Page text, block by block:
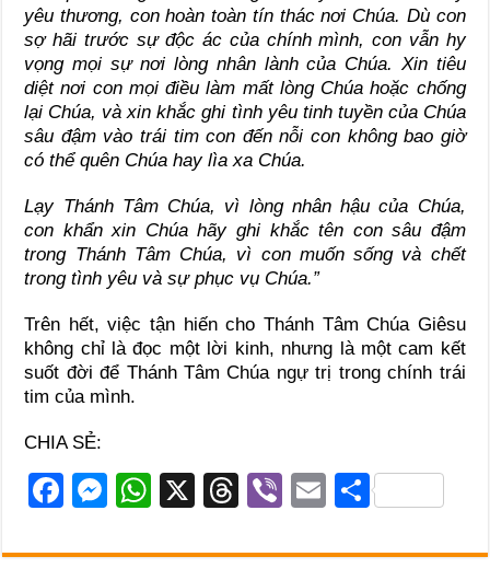
yêu thương, con hoàn toàn tín thác nơi Chúa. Dù con
sợ hãi trước sự độc ác của chính mình, con vẫn hy
vọng mọi sự nơi lòng nhân lành của Chúa. Xin tiêu
diệt nơi con mọi điều làm mất lòng Chúa hoặc chống
lại Chúa, và xin khắc ghi tình yêu tinh tuyền của Chúa
sâu đậm vào trái tim con đến nỗi con không bao giờ
có thể quên Chúa hay lìa xa Chúa.
Lạy Thánh Tâm Chúa, vì lòng nhân hậu của Chúa,
con khẩn xin Chúa hãy ghi khắc tên con sâu đậm
trong Thánh Tâm Chúa, vì con muốn sống và chết
trong tình yêu và sự phục vụ Chúa.”
Trên hết, việc tận hiến cho Thánh Tâm Chúa Giêsu
không chỉ là đọc một lời kinh, nhưng là một cam kết
suốt đời để Thánh Tâm Chúa ngự trị trong chính trái
tim của mình.
CHIA SẺ:
F
c
M
ss
W
at
X
T
e
Vi
er
E
ail
S
ar